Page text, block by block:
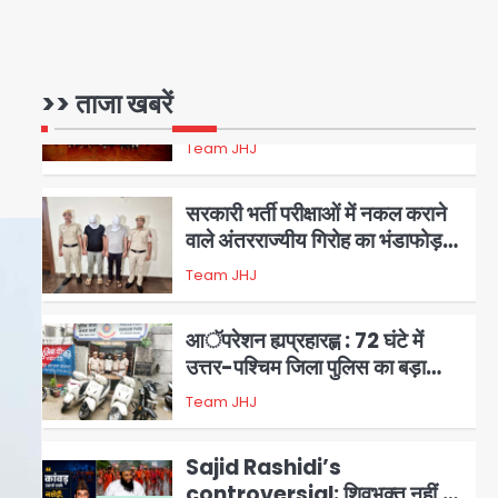
>> ताजा खबरें
वाले अंतरराज्यीय गिरोह का भंडाफोड़,
मास्टरमाइंड समेत 7 गिरफ्तार
आॅपरेशन ह्यप्रहारह्ण : 72 घंटे में
एक्शन
5
Sajid Rashidi’s
controversial: शिवभक्त नहीं,
आतंकवादी हैं’, मौलाना का कांवड़ियों पर
FIR, NSA की मांग